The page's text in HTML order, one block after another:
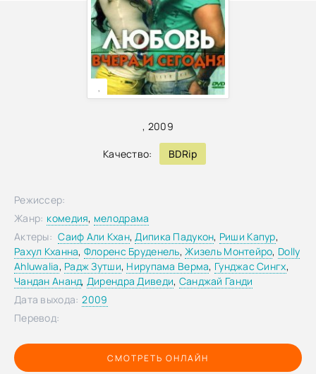
, 2009
Качество: BDRip
,
СМОТРЕТЬ ОНЛАЙН
Режиссер:
Жанр: комедия, мелодрама
Актеры: Саиф Али Кхан,Дипика Падукон, Риши Капур,
Рахул Кханна, Флоренс Бруденель,Жизель Монтейро, Dolly
Ahluwalia, Радж Зутши, Нирупама Верма, Гунджас Сингх,
Чандан Ананд, Дирендра Диведи, Санджай Ганди
Дата выхода: 2009
Перевод: